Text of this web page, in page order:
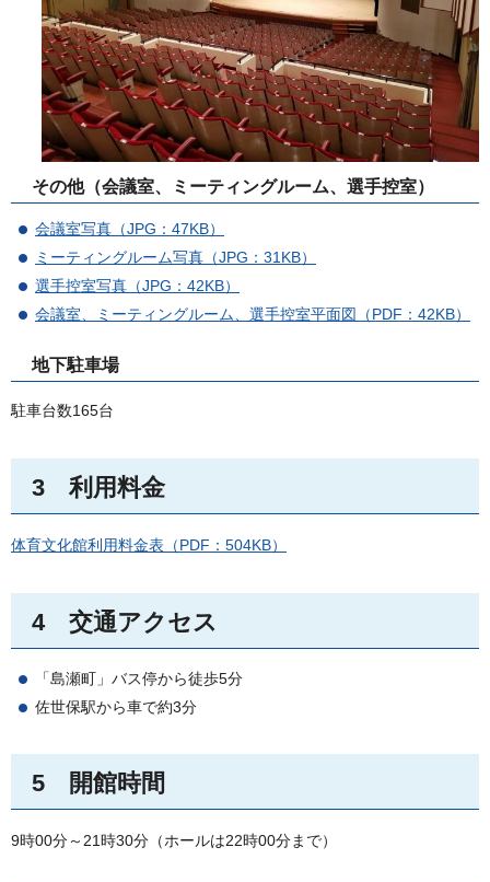
その他（会議室、ミーティングルーム、選手控室）
会議室写真（JPG：47KB）
ミーティングルーム写真（JPG：31KB）
選手控室写真（JPG：42KB）
会議室、ミーティングルーム、選手控室平面図（PDF：42KB）
地下駐車場
駐車台数165台
3 利用料金
体育文化館利用料金表（PDF：504KB）
4 交通アクセス
「島瀬町」バス停から徒歩5分
佐世保駅から車で約3分
5 開館時間
9時00分～21時30分（ホールは22時00分まで）